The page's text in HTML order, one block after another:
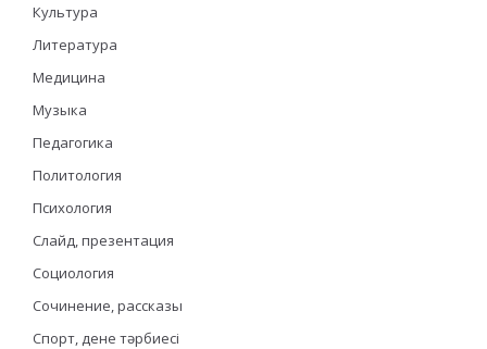
Культура
Литература
Медицина
Музыка
Педагогика
Политология
Психология
Слайд, презентация
Социология
Сочинение, рассказы
Спорт, дене тәрбиесі